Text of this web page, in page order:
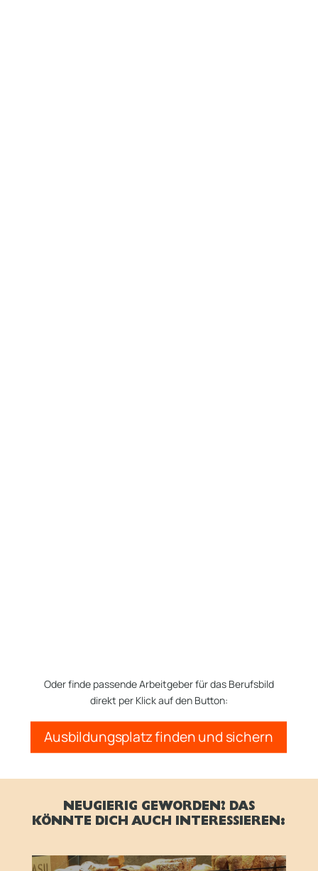
Oder finde passende Arbeitgeber für das Berufsbild
direkt per Klick auf den Button:
Ausbildungsplatz finden und sichern
NEUGIERIG GEWORDEN? DAS
KÖNNTE DICH AUCH INTERESSIEREN: